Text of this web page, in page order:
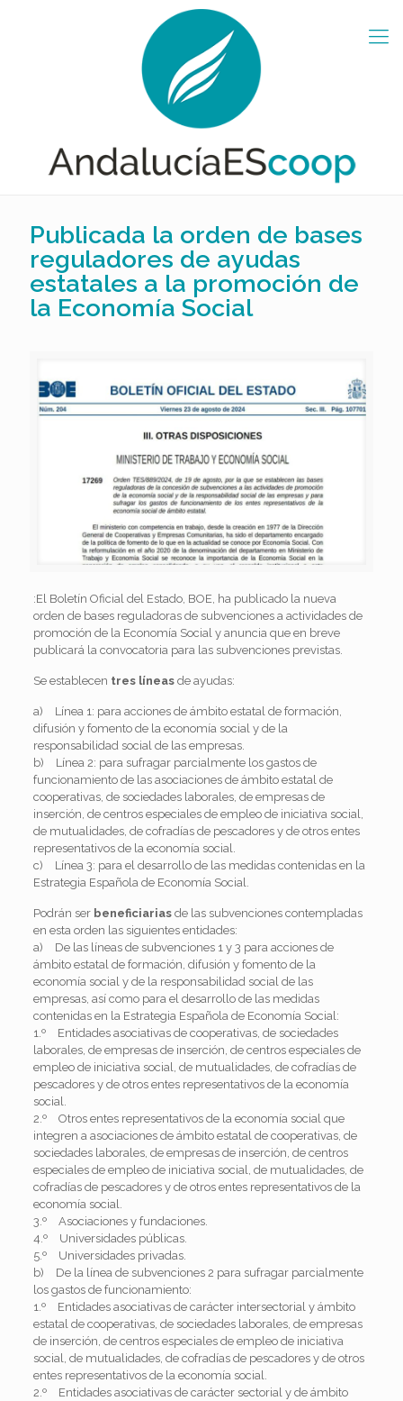
Publicada la orden de bases
reguladores de ayudas
estatales a la promoción de
la Economía Social
:El Boletín Oficial del Estado, BOE, ha publicadola nueva
orden de bases reguladoras de subvenciones a actividades de
promoción de la Economía Social y anuncia que en breve
publicará la convocatoria para las subvenciones previstas.
Se establecen tres líneasde ayudas:
a) Línea 1: para acciones de ámbito estatal de formación,
difusión y fomento de la economía social y de la
responsabilidad social de las empresas.
b) Línea 2: para sufragar parcialmente los gastos de
funcionamiento de las asociaciones de ámbito estatal de
cooperativas, de sociedades laborales, de empresas de
inserción, de centros especiales de empleo de iniciativa social,
de mutualidades, de cofradías de pescadores y de otros entes
representativos de la economía social.
c) Línea 3: para el desarrollo de las medidas contenidas en la
Estrategia Española de Economía Social.
Podrán serbeneficiariasde las subvenciones contempladas
en esta orden las siguientes entidades:
a) De las líneas de subvenciones 1 y 3 para acciones de
ámbito estatal de formación, difusión y fomento de la
economía social y de la responsabilidad social de las
empresas, así como para el desarrollo de las medidas
contenidas en la Estrategia Española de Economía Social:
1.º Entidades asociativas de cooperativas, de sociedades
laborales, de empresas de inserción, de centros especiales de
empleo de iniciativa social, de mutualidades, de cofradías de
pescadores y de otros entes representativos de la economía
social.
2.º Otros entes representativos de la economía social que
integren a asociaciones de ámbito estatal de cooperativas, de
sociedades laborales, de empresas de inserción, de centros
especiales de empleo de iniciativa social, de mutualidades, de
cofradías de pescadores y de otros entes representativos de la
economía social.
3.º Asociaciones y fundaciones.
4.º Universidades públicas.
5.º Universidades privadas.
b) De la línea de subvenciones 2 para sufragar parcialmente
los gastos de funcionamiento:
1.º Entidades asociativas de carácter intersectorial y ámbito
estatal de cooperativas, de sociedades laborales, de empresas
de inserción, de centros especiales de empleo de iniciativa
social, de mutualidades, de cofradías de pescadores y de otros
entes representativos de la economía social.
2.º Entidades asociativas de carácter sectorial y de ámbito